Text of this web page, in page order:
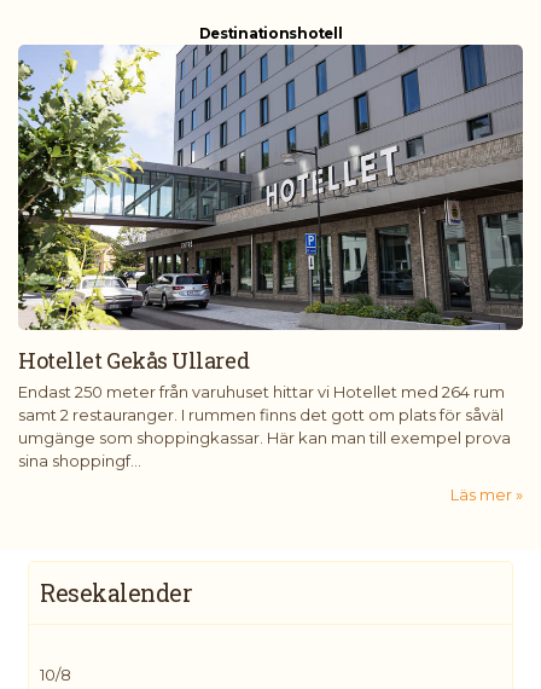
Destinationshotell
Hotellet Gekås Ullared
Endast 250 meter från varuhuset hittar vi Hotellet med 264 rum
samt 2 restauranger. I rummen finns det gott om plats för såväl
umgänge som shoppingkassar. Här kan man till exempel prova
sina shoppingf...
Läs mer
Resekalender
10/8